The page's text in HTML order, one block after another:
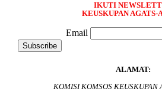
IKUTI
KEUSKUPAN AGATS-
Email
ALAMAT:
KOMISI KOMSOS KEUSKUPAN